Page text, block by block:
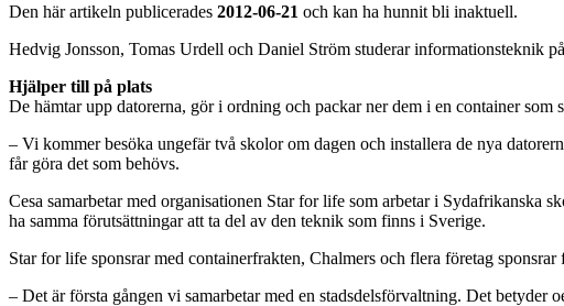
Den här artikeln publicerades 2012-06-21 och kan ha hunnit bli inaktuell.
Hedvig Jonsson, Tomas Urdell och Daniel Ström studerar informationsteknik
Hjälper till på plats
De hämtar upp datorerna, gör i ordning och packar ner dem i en container
– Vi kommer besöka ungefär två skolor om dagen och installera de nya
får göra det som behövs.
Cesa samarbetar med organisationen Star for life som arbetar i
ha samma förutsättningar att ta del av den teknik som finns i Sverige.
Star for life sponsrar med containerfrakten, Chalmers och flera företag
– Det är första gången vi samarbetar med en stadsdelsförvaltning. Det